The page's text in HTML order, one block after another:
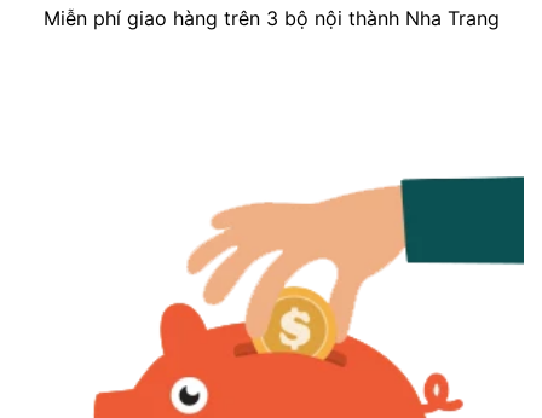
Miễn phí giao hàng trên 3 bộ nội thành Nha Trang